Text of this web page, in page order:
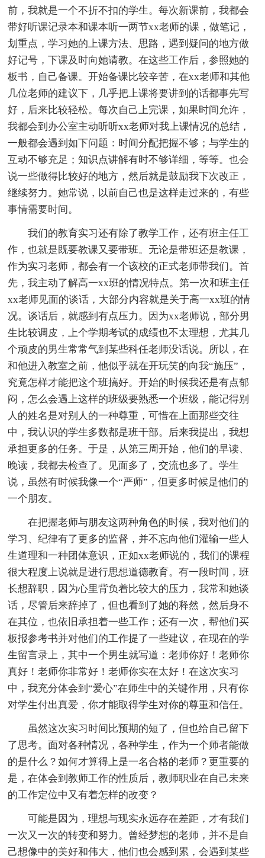
前，我就是一个不折不扣的学生。每次新课前，我都会
带好听课记录本和课本听一两节xx老师的课，做笔记，
划重点，学习她的上课方法、思路，遇到疑问的地方做
好记号，下课及时向她请教。在这些工作后，参照她的
板书，自己备课。开始备课比较辛苦，在xx老师和其他
几位老师的建议下，几乎把上课将要讲到的话都事先写
好，后来比较轻松。每次自己上完课，如果时间允许，
我都会到办公室主动听听xx老师对我上课情况的总结，
一般都会遇到如下问题：时间分配把握不够；与学生的
互动不够充足；知识点讲解有时不够详细，等等。也会
说一些做得比较好的地方，然后就是鼓励我下次改正，
继续努力。她常说，以前自己也是这样走过来的，有些
事情需要时间。
我们的教育实习还有除了教学工作，还有班主任工
作，也就是既要教课又要带班。无论是带班还是教课，
作为实习老师，都会有一个该校的正式老师带我们。首
先，我主动了解高一xx班的情况特点。第一次和班主任
xx老师见面的谈话，大部分内容就是关于高一xx班的情
况。谈话后，就感到有点压力。因为xx老师说，部分男
生比较调皮，上个学期考试的成绩也不太理想，尤其几
个顽皮的男生常常气到某些科任老师没话说。所以，在
和他进入教室之前，他似乎就在开玩笑的向我“施压”，
究竟怎样才能把这个班搞好。开始的时候我还是有点郁
闷，怎么会遇上这样的班级要熟悉一个班级，能记得别
人的姓名是对别人的一种尊重，可惜在上面那些交往
中，我认识的学生多数都是班干部。后来我提出，我想
承担更多的任务。于是，从第三周开始，他们的早读、
晚读，我都去检查了。见面多了，交流也多了。学生
说，虽然有时候我像一个“严师”，但更多时候是他们的
一个朋友。
在把握老师与朋友这两种角色的时候，我对他们的
学习、纪律有了更多的监督，并不忘向他们灌输一些人
生道理和一种团体意识，正如xx老师说的，我们的课程
很大程度上说就是进行思想道德教育。有一段时间，班
长想辞职，因为心里背负着比较大的压力，我常和她谈
话，尽管后来辞掉了，但也看到了她的释然，然后身不
在其位，也依旧承担着一些工作；还有一次，帮他们买
板报参考书并对他们的工作提了一些建议，在现在的学
生留言录上，其中一个男生就写道：老师你好！老师你
真好！老师你非常好！老师你实在太好！在这次实习
中，我充分体会到“爱心”在师生中的关键作用，只有你
对学生付出真爱，你才能取得学生对你的尊重和信任。
虽然这次实习时间比预期的短了，但也给自己留下
了思考。面对各种情况，各种学生，作为一个师者能做
的是什么？如何才算得上是一名合格的老师？更重要的
是，在体会到教师工作的性质后，教师职业在自己未来
的工作定位中又有着怎样的改变？
可能是因为，理想与现实永远存在差距，才有我们
一次又一次的转变和努力。曾经梦想的老师，并不是自
己想像中的美好和伟大，他们也会感到累，会遇到某些